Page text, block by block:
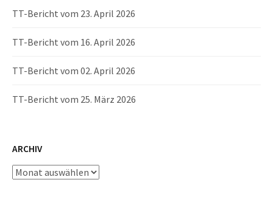
TT-Bericht vom 23. April 2026
TT-Bericht vom 16. April 2026
TT-Bericht vom 02. April 2026
TT-Bericht vom 25. März 2026
ARCHIV
Archiv